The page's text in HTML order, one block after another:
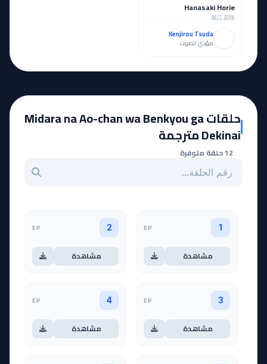
مساند
Hanasaki Horie
堀江花咲
Kenjirou Tsuda
مؤدي الصوت
حلقات Midara na Ao-chan wa Benkyou ga
Dekinai مترجمة
12 حلقة متوفرة
بحث عن حلقة بالرقم
1
EP
مشاهدة
2
EP
مشاهدة
3
EP
مشاهدة
4
EP
مشاهدة